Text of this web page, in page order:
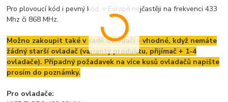
Pro plovoucí kód i pevný kód, v Evropě nejčastěji na frekvenci 433
Mhz či 868 MHz.
Možno zakoupit také v sadě ovladači - vhodné, když nemáte
žádný starší ovladač (varianty produktu, přijímač + 1-4
ovladače). Případný požadavek na více kusů ovladačů napište
prosím do poznámky.
Pro ovladače: